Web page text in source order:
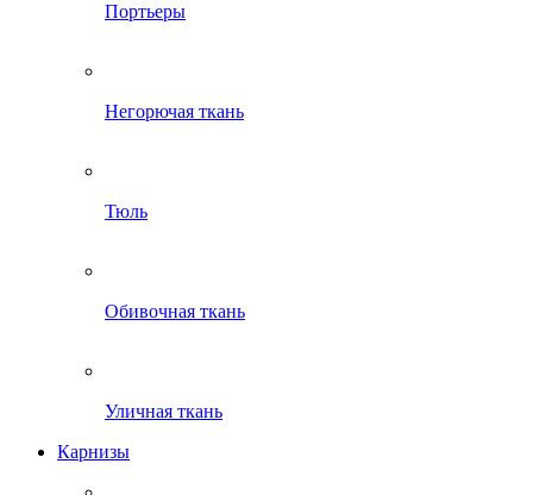
Портьеры
Негорючая ткань
Тюль
Обивочная ткань
Уличная ткань
Карнизы